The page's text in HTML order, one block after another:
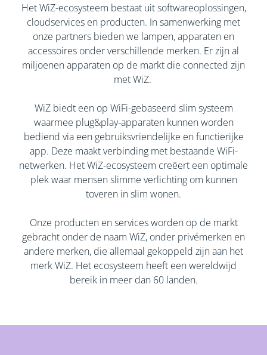
Het WiZ-ecosysteem bestaat uit softwareoplossingen,
cloudservices en producten. In samenwerking met
onze partners bieden we lampen, apparaten en
accessoires onder verschillende merken. Er zijn al
miljoenen apparaten op de markt die connected zijn
met WiZ. ​
WiZ biedt een op WiFi-gebaseerd slim systeem
waarmee plug&play-apparaten kunnen worden
bediend via een gebruiksvriendelijke en functierijke
app. Deze maakt verbinding met bestaande WiFi-
netwerken. Het WiZ-ecosysteem creëert een optimale
plek waar mensen slimme verlichting om kunnen
toveren in slim wonen.
Onze producten en services worden op de markt
gebracht onder de naam WiZ, onder privémerken en
andere merken, die allemaal gekoppeld zijn aan het
merk WiZ. Het ecosysteem heeft een wereldwijd
bereik in meer dan 60 landen.